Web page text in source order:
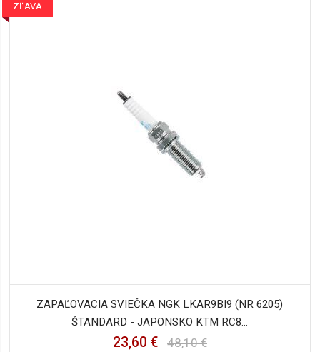
ZĽAVA
ZAPAĽOVACIA SVIEČKA NGK LKAR9BI9 (NR 6205)
ŠTANDARD - JAPONSKO KTM RC8...
23,60 € 48,10 €